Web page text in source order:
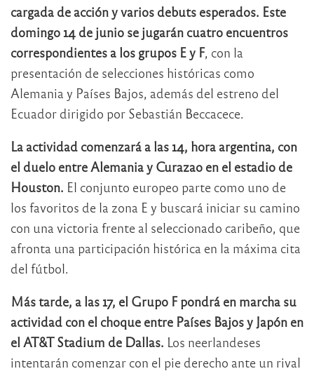
cargada de acción y varios debuts esperados. Este
domingo 14 de junio se jugarán cuatro encuentros
correspondientes a los grupos E y F, con la
presentación de selecciones históricas como
Alemania y Países Bajos, además del estreno del
Ecuador dirigido por Sebastián Beccacece.
La actividad comenzará a las 14, hora argentina, con
el duelo entre Alemania y Curazao en el estadio de
Houston. El conjunto europeo parte como uno de
los favoritos de la zona E y buscará iniciar su camino
con una victoria frente al seleccionado caribeño, que
afronta una participación histórica en la máxima cita
del fútbol.
Más tarde, a las 17, el Grupo F pondrá en marcha su
actividad con el choque entre Países Bajos y Japón en
el AT&T Stadium de Dallas. Los neerlandeses
intentarán comenzar con el pie derecho ante un rival